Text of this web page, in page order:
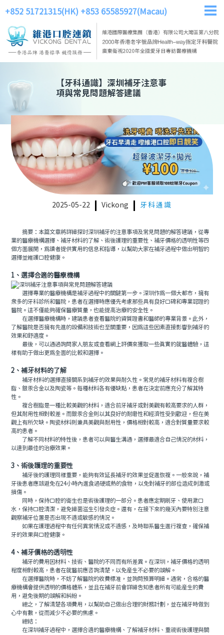
+852 51721315(HK) +853 65585927(Macau)
【牙科通識】 深圳補牙注意事
項與常見問題解答建議
2025-05-22 Vickong 牙科通識
摘要：本篇文章將詳細探討深圳補牙的注意事項及常見問題的解答建議，從專
業的醫療機構選擇、補牙材料的了解、術後護理的重要性、補牙價格的透明性等四
個方面展開，爲讀者提供實用的信息和指導，以幫助大家在補牙過程中做出明智的
選擇並維護口腔健康。
1、選擇合適的醫療機構
選擇專業的醫療機構是補牙過程中的關鍵第一步。深圳作爲一個大都市，擁有
衆多的牙科診所和醫院，患者在選擇時應優先考慮那些具有良好口碑和專業認證的
醫院。這不僅能夠確保醫療質量，也能提高治療的安全性。
在選擇醫療機構時，建議患者查看醫院的資質證書和醫師的專業背景。此外，
了解醫院是否擁有先進的設備和技術也至關重要，因爲這些因素直接影響到補牙的
效果和舒適度。
最後，可以通過詢問家人朋友或查看網上評價來獲取一些真實的就醫體驗，這
樣有助于做出更爲全面的比較和選擇。
2、補牙材料的了解
補牙材料的選擇直接關系到補牙的效果與耐久性。常見的補牙材料有複合樹
脂、銀汞合金以及陶瓷等。每種材料各有優缺點，患者在決定前應充分了解其特
性。
複合樹脂是一種比較美觀的材料，適合前牙補牙或對美觀有較高要求的人群，
但其耐用性相對較差。而銀汞合金則以其良好的耐磨性和經濟性受到歡迎，但在美
觀上有所欠缺。陶瓷材料則兼具美觀與耐用性，價格相對較高，適合對質量要求較
高的患者。
了解不同材料的特性後，患者可以與醫生溝通，選擇最適合自己情況的材料，
以達到最佳的治療效果。
3、術後護理的重要性
補牙後的護理同樣重要，能夠有效延長補牙的效果並促進恢複。一般來說，補
牙後患者應該避免在24小時內進食過硬或熱的食物，以免對補牙的部位造成刺激或
損傷。
同時，保持口腔的衛生也是術後護理的一部分。患者應定期刷牙、使用漱口
水，保持口腔清潔，避免細菌滋生引發炎症。還有，在接下來的幾天內要特別注意
觀察補牙位置是否出現不適或敏感的情況。
如果在護理過程中有任何異常情況或不適感，及時聯系醫生進行複查，確保補
牙的效果與口腔健康。
4、補牙價格的透明性
補牙的費用因材料、技術、醫院的不同而有所差異。在深圳，補牙價格的透明
程度相對較高，患者在就醫前應咨詢清楚，以免産生不必要的誤解。
在選擇醫院時，不妨了解醫院的收費標准，並詢問預算明細。通常，合格的醫
療機構會提供透明的價格體系，並且在補牙前會詳細告知患者所有可能産生的費
用，避免後期的誤解和糾紛。
總之，了解清楚各項費用，以幫助自己做出合理的財務計劃，並在補牙時做到
心中有數，從而減少不必要的焦慮。
總結：
在深圳補牙過程中，選擇合適的醫療機構、了解補牙材料、重視術後護理與關